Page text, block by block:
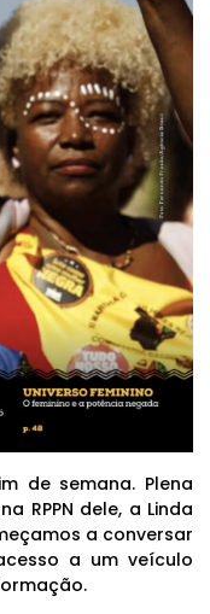
de semana. Plena
RPPN dele, a Linda
a conversar
a um veículo